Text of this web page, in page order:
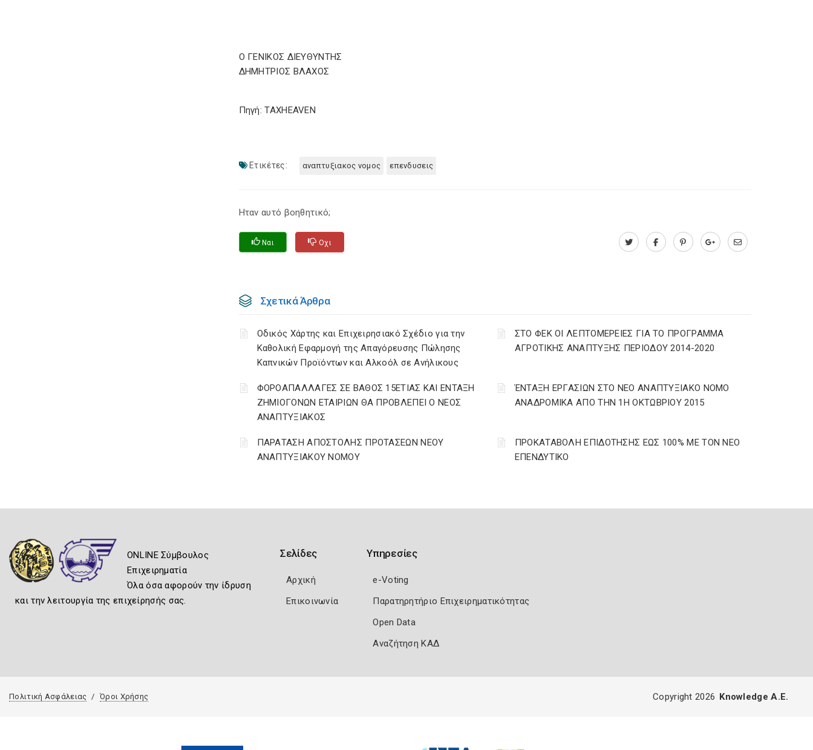
Ο ΓΕΝΙΚΟΣ ΔΙΕΥΘΥΝΤΗΣ
ΔΗΜΗΤΡΙΟΣ ΒΛΑΧΟΣ
Πηγή: TAXHEAVEN
Ετικέτες: αναπτυξιακος νομος επενδυσεις
Ηταν αυτό βοηθητικό;
Ναι Οχι
Σχετικά Άρθρα
Οδικός Χάρτης και Επιχειρησιακό Σχέδιο για την
Καθολική Εφαρμογή της Απαγόρευσης Πώλησης
Καπνικών Προϊόντων και Αλκοόλ σε Ανήλικους
ΣΤΟ ΦΕΚ ΟΙ ΛΕΠΤΟΜΕΡΕΙΕΣ ΓΙΑ ΤΟ ΠΡΟΓΡΑΜΜΑ
ΑΓΡΟΤΙΚΗΣ ΑΝΑΠΤΥΞΗΣ ΠΕΡΙΟΔΟΥ 2014-2020
ΦΟΡΟΑΠΑΛΛΑΓΕΣ ΣΕ ΒΑΘΟΣ 15ΕΤΙΑΣ ΚΑΙ ΕΝΤΑΞΗ
ΖΗΜΙΟΓΟΝΩΝ ΕΤΑΙΡΙΩΝ ΘΑ ΠΡΟΒΛΕΠΕΙ Ο ΝΕΟΣ
ΑΝΑΠΤΥΞΙΑΚΟΣ
ΈΝΤΑΞΗ ΕΡΓΑΣΙΩΝ ΣΤΟ ΝΕΟ ΑΝΑΠΤΥΞΙΑΚΟ ΝΟΜΟ
ΑΝΑΔΡΟΜΙΚΑ ΑΠΟ ΤΗΝ 1Η ΟΚΤΩΒΡΙΟΥ 2015
ΠΑΡΑΤΑΣΗ ΑΠΟΣΤΟΛΗΣ ΠΡΟΤΑΣΕΩΝ ΝΕΟΥ
ΑΝΑΠΤΥΞΙΑΚΟΥ ΝΟΜΟΥ
ΠΡΟΚΑΤΑΒΟΛΗ ΕΠΙΔΟΤΗΣΗΣ ΕΩΣ 100% ΜΕ ΤΟΝ ΝΕΟ
ΕΠΕΝΔΥΤΙΚΟ
ONLINE Σύμβουλος
Επιχειρηματία
Όλα όσα αφορούν την ίδρυση
και την λειτουργία της επιχείρησής σας.
Σελίδες
Αρχική
Επικοινωνία
Υπηρεσίες
e-Voting
Παρατηρητήριο Επιχειρηματικότητας
Open Data
Αναζήτηση ΚΑΔ
Πολιτική Ασφάλειας Όροι Χρήσης Copyright 2026 Knowledge A.E.